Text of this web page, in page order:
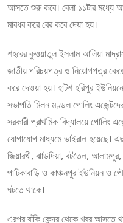
আসতে শুরু করে। বেলা ১১টার মধ্যে
মারধর করে বের করে দেয়া হয়।
শহরের কুওয়াতুল ইসলাম আলিয়া
জাতীয় পরিচয়পত্র ও নিয়োগপত্র
করে দেওয়া হয়। হাটশ হরিপুর
সভাপতি মিলন মণ্ডল পোলিং
সরকারী প্রাথমিক বিদ্যালয়ে পোলিং
যোগাযোগ মাধ্যমে ভাইরাল হয়েছে।
জিয়ারখী, ঝাউদিয়া, বটতৈল, আলামপুর,
পাটিকাবাড়ি ও কাঞ্চনপুর ইউনিয়ন ও
ঘটতে থাকে।
এরপর বাঁকি কেন্দ্র থেকে খবর আসতে